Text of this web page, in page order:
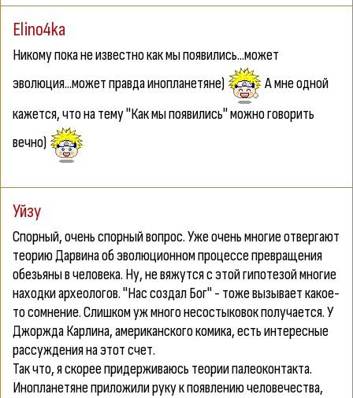
Elino4ka
Никому пока не известно как мы появились...может
эволюция...может правда инопланетяне)
А мне одной
кажется, что на тему "Как мы появились" можно говорить
вечно)
Уйзу
Спорный, очень спорный вопрос. Уже очень многие отвергают
теорию Дарвина об эволюционном процессе превращения
обезьяны в человека. Ну, не вяжутся с этой гипотезой многие
находки археологов. "Нас создал Бог" - тоже вызывает какое-
то сомнение. Слишком уж много несостыковок получается. У
Джоржда Карлина, американского комика, есть интересные
рассуждения на этот счет.
Так что, я скорее придерживаюсь теории палеоконтакта.
Инопланетяне приложили руку к появлению человечества,